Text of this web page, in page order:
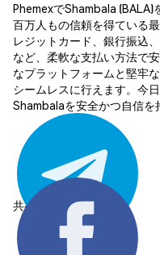
PhemexでShambala
百万人もの信頼を得ている
レジットカード、銀行振込
など、柔軟な支払い方法で
なプラットフォームと堅牢
シームレスに行えます。今
Shambalaを安全かつ自信を
共有する: